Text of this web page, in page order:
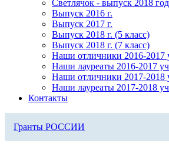
Светлячок - выпуск 2018 год
Выпуск 2016 г.
Выпуск 2017 г.
Выпуск 2018 г. (5 класс)
Выпуск 2018 г. (7 класс)
Наши отличники 2016-2017
Наши лауреаты 2016-2017
Наши отличники 2017-2018
Наши лауреаты 2017-2018
Контакты
Гранты РОССИИ